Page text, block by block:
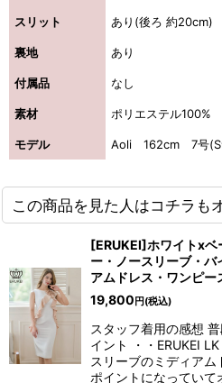
スリット あり(後ろ 約20cm)
裏地 あり
付属品 なし
素材 ポリエステル100%
モデル Aoli 162cm 7号(S
この商品を見た人はコチラも
[ERUKEI]ホワイトxベ
ー・ノースリーブ・バ
アムドレス・ワンピ
19,800 円 (税込)
スタッフ着用の感想
イント ・・ERUKEI
スリーブのミディア
ポイントになってい